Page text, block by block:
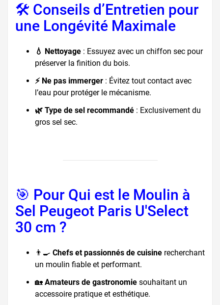
🛠️ Conseils d’Entretien pour
une Longévité Maximale
💧 Nettoyage : Essuyez avec un chiffon sec pour
préserver la finition du bois.
⚡ Ne pas immerger : Évitez tout contact avec
l’eau pour protéger le mécanisme.
🌿 Type de sel recommandé : Exclusivement du
gros sel sec.
🎯 Pour Qui est le Moulin à
Sel Peugeot Paris U'Select
30 cm ?
👨‍🍳 Chefs et passionnés de cuisine recherchant
un moulin fiable et performant.
🏡 Amateurs de gastronomie souhaitant un
accessoire pratique et esthétique.